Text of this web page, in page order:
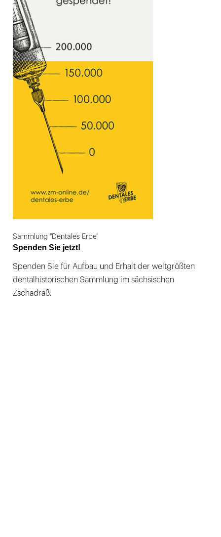
Sammlung "Dentales Erbe"
Spenden Sie jetzt!
Spenden Sie für Aufbau und Erhalt der weltgrößten
dentalhistorischen Sammlung im sächsischen
Zschadraß.